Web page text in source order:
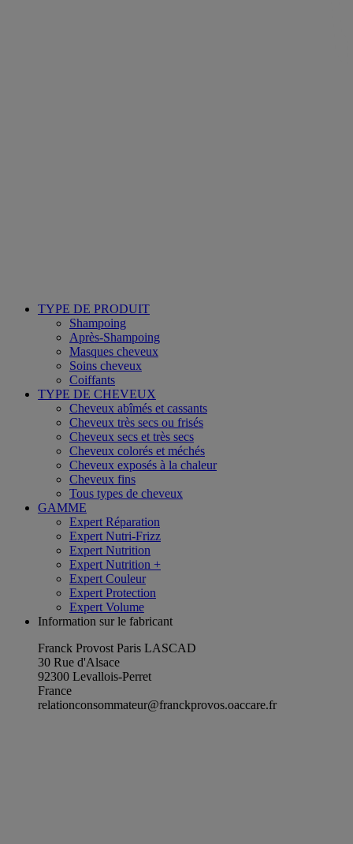
TYPE DE PRODUIT
Shampoing
Après-Shampoing
Masques cheveux
Soins cheveux
Coiffants
TYPE DE CHEVEUX
Cheveux abîmés et cassants
Cheveux très secs ou frisés
Cheveux secs et très secs
Cheveux colorés et méchés
Cheveux exposés à la chaleur
Cheveux fins
Tous types de cheveux
GAMME
Expert Réparation
Expert Nutri-Frizz
Expert Nutrition
Expert Nutrition +
Expert Couleur
Expert Protection
Expert Volume
Information sur le fabricant
Franck Provost Paris LASCAD
30 Rue d'Alsace
92300 Levallois-Perret
France
relationconsommateur@franckprovos.oaccare.fr